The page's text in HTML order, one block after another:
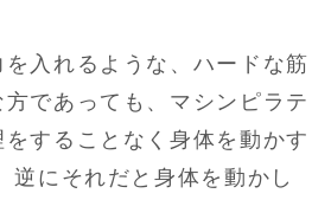
入れるような、ハードな筋
方であっても、マシンピラテ
をすることなく身体を動かす
逆にそれだと身体を動かし